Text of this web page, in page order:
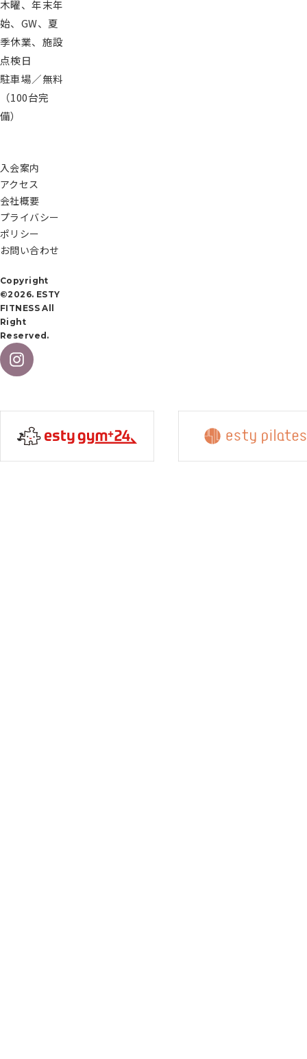
木曜、年末年
始、GW、夏
季休業、施設
点検日
駐車場／無料
（100台完
備）
入会案内
アクセス
会社概要
プライバシー
ポリシー
お問い合わせ
Copyright
©2026. ESTY
FITNESS All
Right
Reserved.